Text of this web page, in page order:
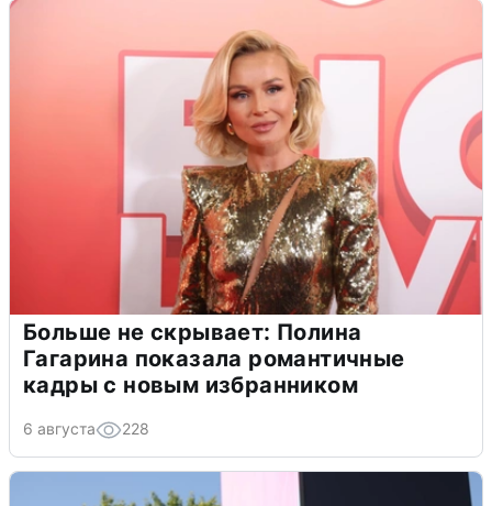
Больше не скрывает: Полина
Гагарина показала романтичные
кадры с новым избранником
6 августа 228